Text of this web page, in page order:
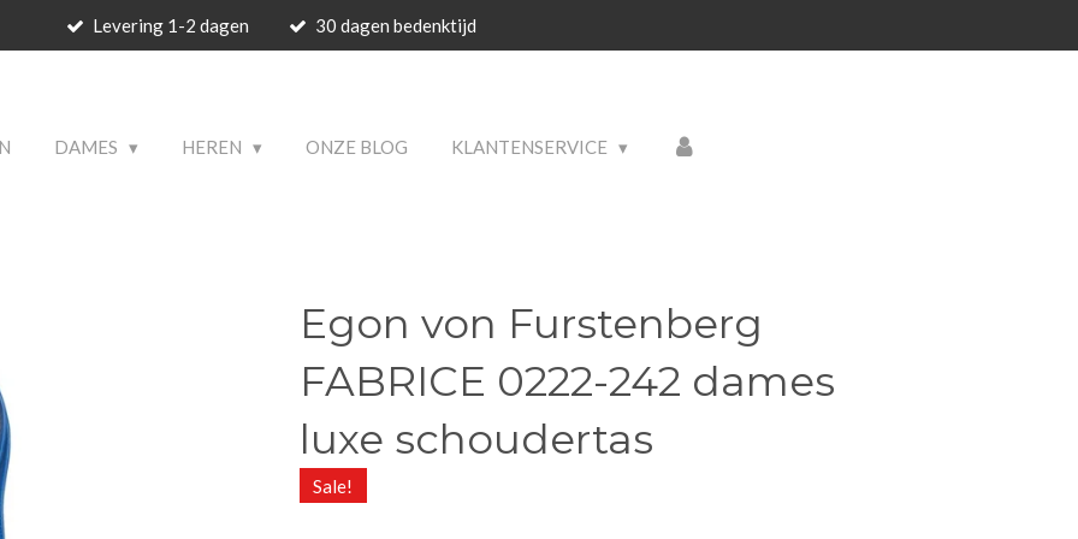
Levering 1-2 dagen 30 dagen bedenktijd
DAMES HEREN ONZE BLOG KLANTENSERVICE
Egon von Furstenberg
FABRICE 0222-242 dames
luxe schoudertas
Sale!